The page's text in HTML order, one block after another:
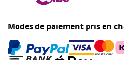
Modes de paiement pris en